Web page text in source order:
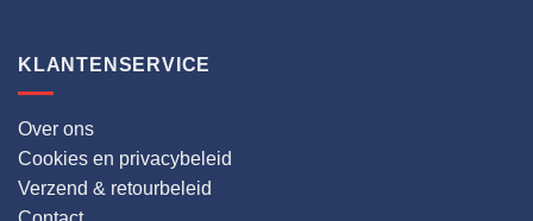
KLANTENSERVICE
Over ons
Cookies en privacybeleid
Verzend & retourbeleid